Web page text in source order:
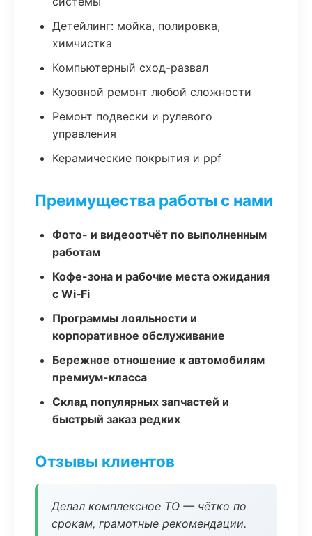
Детейлинг: мойка, полировка,
химчистка
Компьютерный сход-развал
Кузовной ремонт любой сложности
Ремонт подвески и рулевого
управления
Керамические покрытия и ppf
Преимущества работы с нами
Фото- и видеоотчёт по выполненным
работам
Кофе-зона и рабочие места ожидания
с Wi‑Fi
Программы лояльности и
корпоративное обслуживание
Бережное отношение к автомобилям
премиум-класса
Склад популярных запчастей и
быстрый заказ редких
Отзывы клиентов
Делал комплексное ТО — чётко по
срокам, грамотные рекомендации.